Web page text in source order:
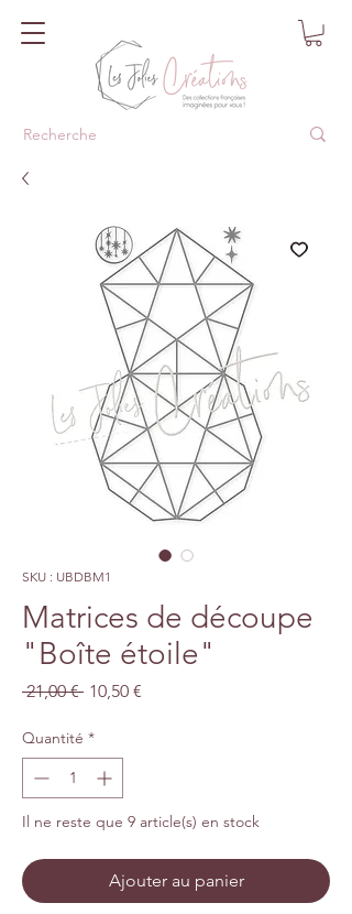
SKU : UBDBM1
Matrices de découpe
"Boîte étoile"
21,00 € Prix
10,50 €
Quantité *
Il ne reste que 9 article(s) en stock
Ajouter au panier